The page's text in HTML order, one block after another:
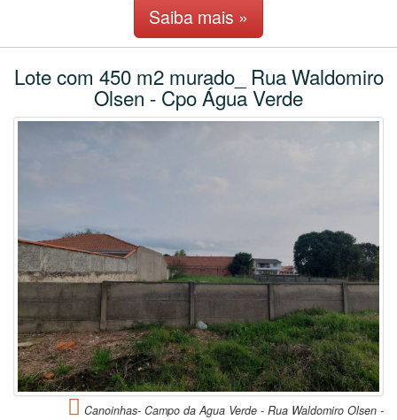
Saiba mais »
Lote com 450 m2 murado_ Rua Waldomiro
Olsen - Cpo Água Verde
Canoinhas- Campo da Agua Verde - Rua Waldomiro Olsen -